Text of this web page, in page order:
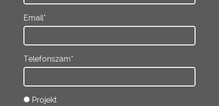
Email*
Telefonszám*
Projekt